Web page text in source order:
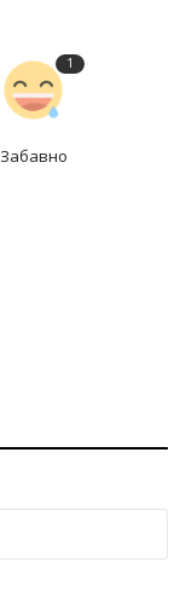
1
Забавно